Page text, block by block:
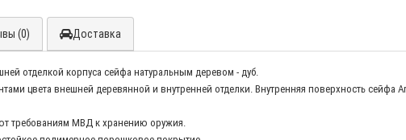
(0) Доставка
отделкой корпуса сейфа натуральным деревом - дуб.
цвета внешней деревянной и внутренней отделки. Внутренняя поверхность сейфа
требованиям МВД к хранению оружия.